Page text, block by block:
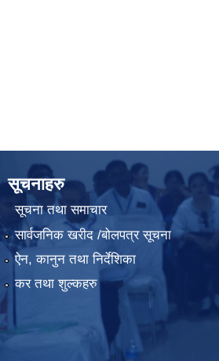
सूचनाहरु
सूचना तथा समाचार
सार्वजनिक खरीद /बोलपत्र सूचना
ऐन, कानुन तथा निर्देशिका
कर तथा शुल्कहरु